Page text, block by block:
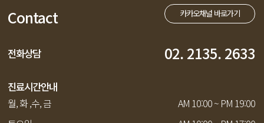
Contact 카카오채널 바로가기
전화상담 02. 2135. 2633
진료시간안내
월, 화 ,수, 금
AM 10:00 ~ PM 19:00